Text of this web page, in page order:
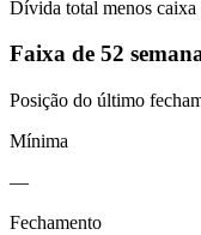
Dívida total menos caixa
Faixa de 52
Posição do último
Mínima
—
Fechamento